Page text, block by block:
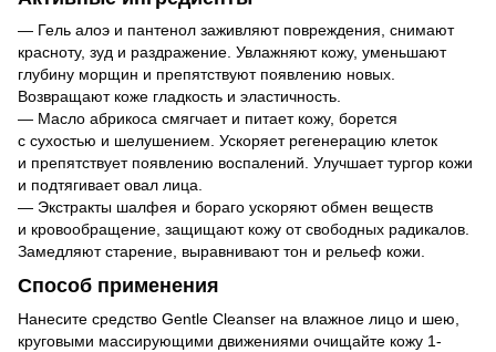
— Гель алоэ и пантенол заживляют повреждения, снимают
красноту, зуд и раздражение. Увлажняют кожу, уменьшают
глубину морщин и препятствуют появлению новых.
Возвращают коже гладкость и эластичность.
— Масло абрикоса смягчает и питает кожу, борется
с сухостью и шелушением. Ускоряет регенерацию клеток
и препятствует появлению воспалений. Улучшает тургор кожи
и подтягивает овал лица.
— Экстракты шалфея и бораго ускоряют обмен веществ
и кровообращение, защищают кожу от свободных радикалов.
Замедляют старение, выравнивают тон и рельеф кожи.
Способ применения
Нанесите средство Gentle Cleanser на влажное лицо и шею,
круговыми массирующими движениями очищайте кожу 1-